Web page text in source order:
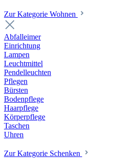
Zur Kategorie Wohnen
Abfalleimer
Einrichtung
Lampen
Leuchtmittel
Pendelleuchten
Pflegen
Bürsten
Bodenpflege
Haarpflege
Körperpflege
Taschen
Uhren
Zur Kategorie Schenken